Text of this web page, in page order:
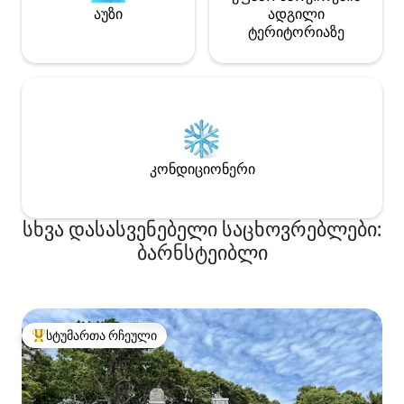
აუზი
ადგილი
ტერიტორიაზე
კონდიციონერი
სხვა დასასვენებელი საცხოვრებლები:
ბარნსტეიბლი
სტუმართა რჩეული მოწინავე ვარიანტი
სტუმართა რჩეული